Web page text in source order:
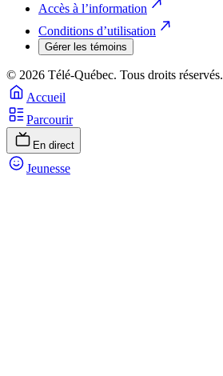
Accès à l’information
Conditions d’utilisation
Gérer les témoins
© 2026 Télé-Québec. Tous droits réservés.
Accueil
Parcourir
En direct
Jeunesse